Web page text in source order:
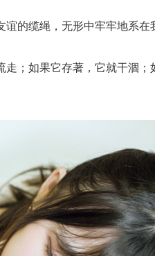
的缆绳，无形中牢牢地系在
；如果它存著，它就干涸；